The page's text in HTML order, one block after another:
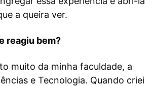
a queira ver.
reagiu bem?
muito da minha faculdade, a
e Tecnologia. Quando criei